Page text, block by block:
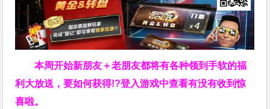
本周开始新朋友＋老朋友都将有各种领到手软的福
利大放送，要如何获得!?登入游戏中查看有没有收到惊
喜啦。